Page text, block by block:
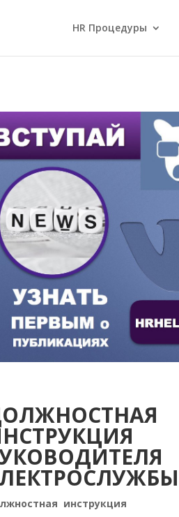
HR Процедуры
инструкция